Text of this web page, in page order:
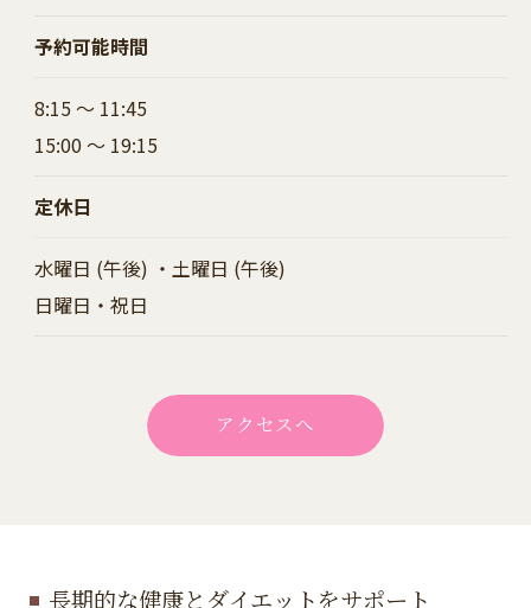
予約可能時間
8:15 ～ 11:45
15:00 ～ 19:15
定休日
水曜日 (午後) ・土曜日 (午後)
日曜日・祝日
アクセスへ
長期的な健康とダイエットをサポート